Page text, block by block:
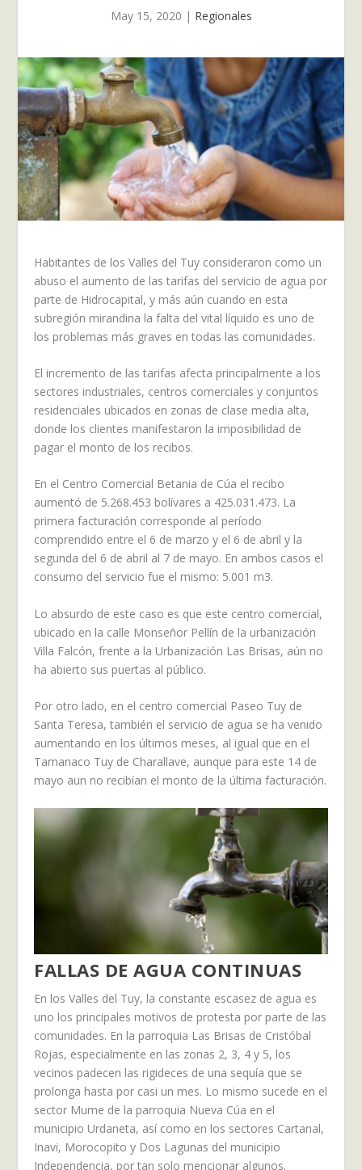
May 15, 2020 | Regionales
Habitantes de los Valles del Tuy consideraron como un
abuso el aumento de las tarifas del servicio de agua por
parte de Hidrocapital, y más aún cuando en esta
subregión mirandina la falta del vital líquido es uno de
los problemas más graves en todas las comunidades.
El incremento de las tarifas afecta principalmente a los
sectores industriales, centros comerciales y conjuntos
residenciales ubicados en zonas de clase media alta,
donde los clientes manifestaron la imposibilidad de
pagar el monto de los recibos.
En el Centro Comercial Betania de Cúa el recibo
aumentó de 5.268.453 bolívares a 425.031.473. La
primera facturación corresponde al período
comprendido entre el 6 de marzo y el 6 de abril y la
segunda del 6 de abril al 7 de mayo. En ambos casos el
consumo del servicio fue el mismo: 5.001 m3.
Lo absurdo de este caso es que este centro comercial,
ubicado en la calle Monseñor Pellín de la urbanización
Villa Falcón, frente a la Urbanización Las Brisas, aún no
ha abierto sus puertas al público.
Por otro lado, en el centro comercial Paseo Tuy de
Santa Teresa, también el servicio de agua se ha venido
aumentando en los últimos meses, al igual que en el
Tamanaco Tuy de Charallave, aunque para este 14 de
mayo aun no recibían el monto de la última facturación.
FALLAS DE AGUA CONTINUAS
En los Valles del Tuy, la constante escasez de agua es
uno los principales motivos de protesta por parte de las
comunidades. En la parroquia Las Brisas de Cristóbal
Rojas, especialmente en las zonas 2, 3, 4 y 5, los
vecinos padecen las rigideces de una sequía que se
prolonga hasta por casi un mes. Lo mismo sucede en el
sector Mume de la parroquia Nueva Cúa en el
municipio Urdaneta, así como en los sectores Cartanal,
Inavi, Morocopito y Dos Lagunas del municipio
Independencia, por tan solo mencionar algunos.